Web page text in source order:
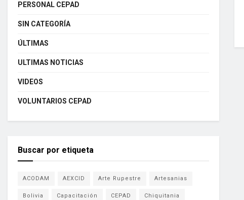
PERSONAL CEPAD
SIN CATEGORÍA
ÚLTIMAS
ULTIMAS NOTICIAS
VIDEOS
VOLUNTARIOS CEPAD
Buscar por etiqueta
ACODAM AEXCID Arte Rupestre Artesanias
Bolivia Capacitación CEPAD Chiquitania